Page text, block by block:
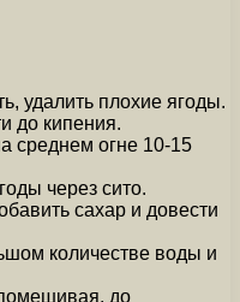
удалить плохие ягоды.
до кипения.
среднем огне 10-15
через сито.
сахар и довести
количестве воды и
до